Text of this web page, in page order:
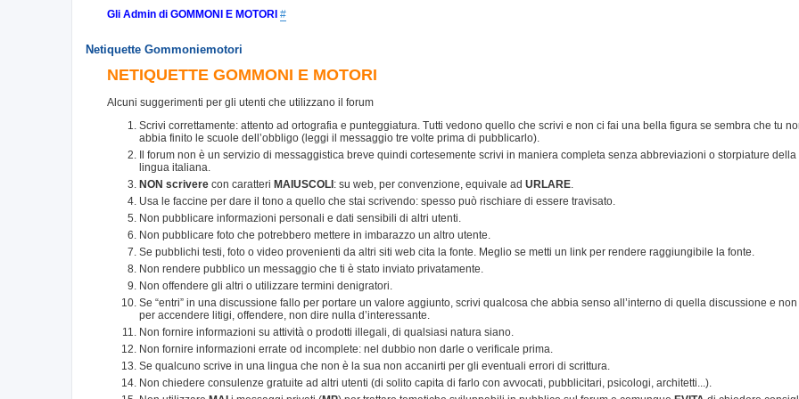
Gli Admin di GOMMONI E MOTORI #
Netiquette Gommoniemotori
NETIQUETTE GOMMONI E MOTORI
Alcuni suggerimenti per gli utenti che utilizzano il forum
Scrivi correttamente: attento ad ortografia e punteggiatura. Tutti vedono quello che scrivi e non ci fai una bella figura se sembra che tu
abbia finito le scuole dell’obbligo (leggi il messaggio tre volte prima di pubblicarlo).
Il forum non è un servizio di messaggistica breve quindi cortesemente scrivi in maniera completa senza abbreviazioni o storpiature della
lingua italiana.
NON scrivere con caratteri MAIUSCOLI : su web, per convenzione, equivale ad URLARE.
Usa le faccine per dare il tono a quello che stai scrivendo: spesso può rischiare di essere travisato.
Non pubblicare informazioni personali e dati sensibili di altri utenti.
Non pubblicare foto che potrebbero mettere in imbarazzo un altro utente.
Se pubblichi testi, foto o video provenienti da altri siti web cita la fonte. Meglio se metti un link per rendere raggiungibile la fonte.
Non rendere pubblico un messaggio che ti è stato inviato privatamente.
Non offendere gli altri o utilizzare termini denigratori.
Se “entri” in una discussione fallo per portare un valore aggiunto, scrivi qualcosa che abbia senso all’interno di quella discussione e non
per accendere litigi, offendere, non dire nulla d’interessante.
Non fornire informazioni su attività o prodotti illegali, di qualsiasi natura siano.
Non fornire informazioni errate od incomplete: nel dubbio non darle o verificale prima.
Se qualcuno scrive in una lingua che non è la sua non accanirti per gli eventuali errori di scrittura.
Non chiedere consulenze gratuite ad altri utenti (di solito capita di farlo con avvocati, pubblicitari, psicologi, architetti...).